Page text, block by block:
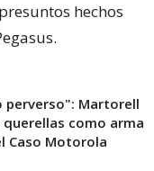
hechos
perverso": Martorell
querellas como arma
Caso Motorola